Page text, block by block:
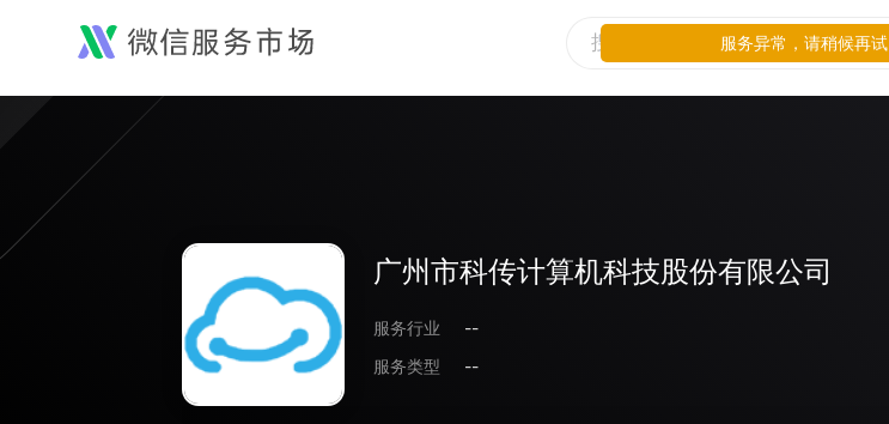
广州市科传计算机科技股份有限公司
服务行业
--
服务类型
--
服务异常，请稍候再试